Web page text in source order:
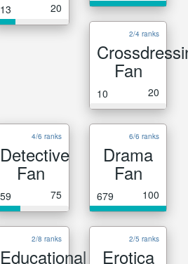
13 20
2/4 ranks
Fan
10 20
4/6 ranks
Detective
Fan
59 75
6/6 ranks
Drama
Fan
679 100
2/8 ranks
Educational
2/5 ranks
Erotica